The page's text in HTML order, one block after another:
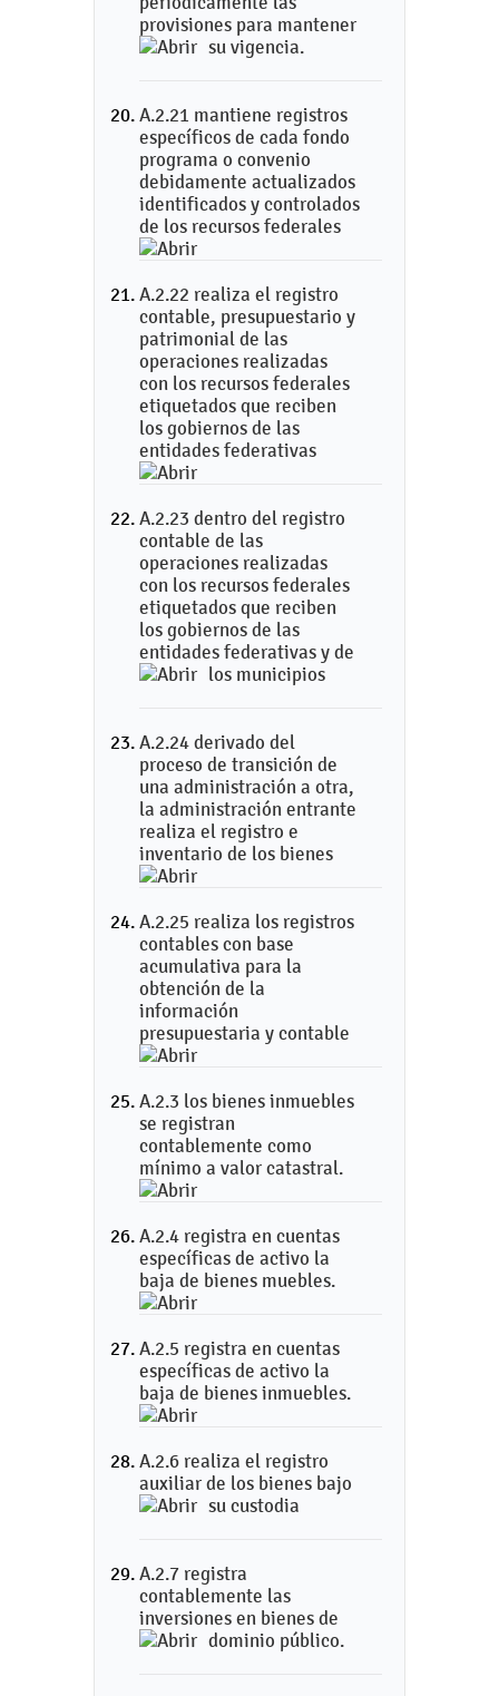
provisiones para mantener
su vigencia.
A.2.21 mantiene registros
específicos de cada fondo
programa o convenio
debidamente actualizados
identificados y controlados
de los recursos federales
A.2.22 realiza el registro
contable, presupuestario y
patrimonial de las
operaciones realizadas
con los recursos federales
etiquetados que reciben
los gobiernos de las
entidades federativas
A.2.23 dentro del registro
contable de las
operaciones realizadas
con los recursos federales
etiquetados que reciben
los gobiernos de las
entidades federativas y de
los municipios
A.2.24 derivado del
proceso de transición de
una administración a otra,
la administración entrante
realiza el registro e
inventario de los bienes
A.2.25 realiza los registros
contables con base
acumulativa para la
obtención de la
información
presupuestaria y contable
A.2.3 los bienes inmuebles
se registran
contablemente como
mínimo a valor catastral.
A.2.4 registra en cuentas
específicas de activo la
baja de bienes muebles.
A.2.5 registra en cuentas
específicas de activo la
baja de bienes inmuebles.
A.2.6 realiza el registro
auxiliar de los bienes bajo
su custodia
A.2.7 registra
contablemente las
inversiones en bienes de
dominio público.